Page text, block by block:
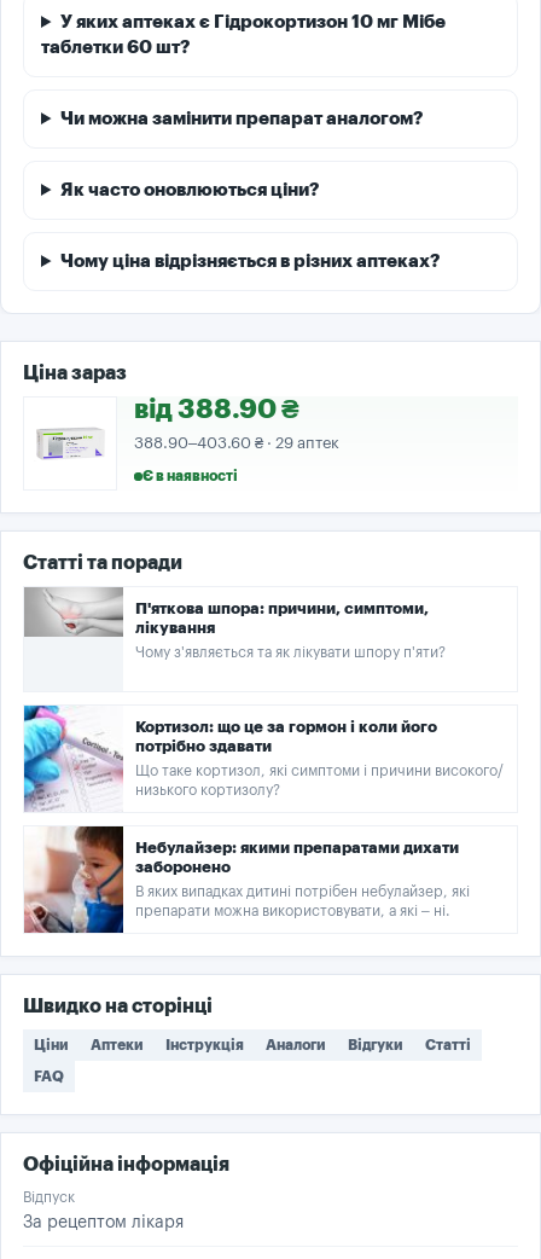
У яких аптеках є Гідрокортизон 10 мг Мібе
таблетки 60 шт?
Чи можна замінити препарат аналогом?
Як часто оновлюються ціни?
Чому ціна відрізняється в різних аптеках?
Ціна зараз
від 388.90 ₴
388.90–403.60 ₴ · 29 аптек
Є в наявності
Статті та поради
П'яткова шпора: причини, симптоми,
лікування
Чому з'являється та як лікувати шпору п'яти?
Кортизол: що це за гормон і коли його
потрібно здавати
Що таке кортизол, які симптоми і причини високого/
низького кортизолу?
Небулайзер: якими препаратами дихати
заборонено
В яких випадках дитині потрібен небулайзер, які
препарати можна використовувати, а які – ні.
Швидко на сторінці
Ціни Аптеки Інструкція Аналоги Відгуки Статті
FAQ
Офіційна інформація
Відпуск
За рецептом лікаря